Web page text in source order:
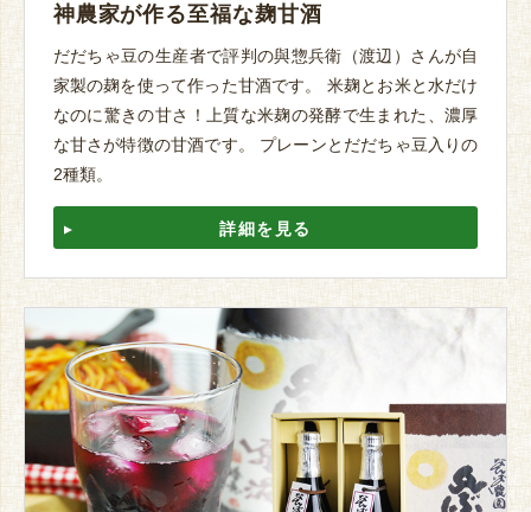
神農家が作る至福な麹甘酒
だだちゃ豆の生産者で評判の與惣兵衛（渡辺）さんが自
家製の麹を使って作った甘酒です。 米麹とお米と水だけ
なのに驚きの甘さ！上質な米麹の発酵で生まれた、濃厚
な甘さが特徴の甘酒です。 プレーンとだだちゃ豆入りの
2種類。
詳細を見る